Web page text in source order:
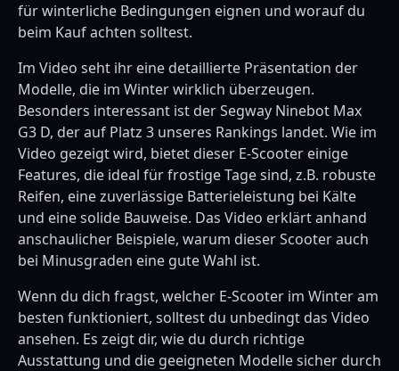
für winterliche Bedingungen eignen und worauf du
beim Kauf achten solltest.
Im Video seht ihr eine detaillierte Präsentation der
Modelle, die im Winter wirklich überzeugen.
Besonders interessant ist der Segway Ninebot Max
G3 D, der auf Platz 3 unseres Rankings landet. Wie im
Video gezeigt wird, bietet dieser E-Scooter einige
Features, die ideal für frostige Tage sind, z.B. robuste
Reifen, eine zuverlässige Batterieleistung bei Kälte
und eine solide Bauweise. Das Video erklärt anhand
anschaulicher Beispiele, warum dieser Scooter auch
bei Minusgraden eine gute Wahl ist.
Wenn du dich fragst, welcher E-Scooter im Winter am
besten funktioniert, solltest du unbedingt das Video
ansehen. Es zeigt dir, wie du durch richtige
Ausstattung und die geeigneten Modelle sicher durch